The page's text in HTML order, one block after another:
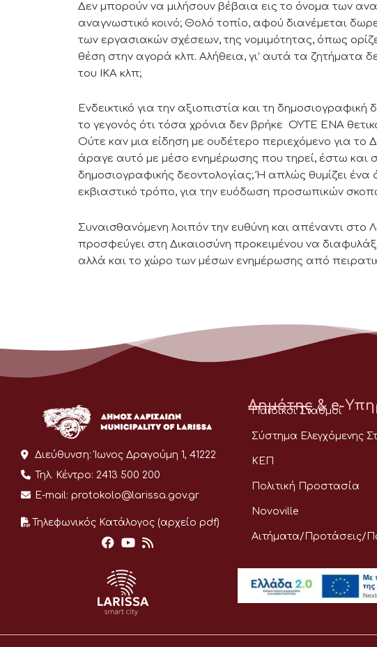
Δεν μπορούν να μιλήσουν βέβαια εις το όνομα των
αναγνωστικό κοινό; Θολό τοπίο, αφού διανέμεται
των εργασιακών σχέσεων, της νομιμότητας, όπως
θέση στην αγορά κλπ. Αλήθεια, γι’ αυτά τα ζητήματα
του ΙΚΑ κλπ;
Ενδεικτικό για την αξιοπιστία και τη
το γεγονός ότι τόσα χρόνια δεν βρήκε ΟΥΤΕ ΕΝΑ
Ούτε καν μια είδηση με ουδέτερο περιεχόμενο για το
άραγε αυτό με μέσο ενημέρωσης που τηρεί, έστω και
δημοσιογραφικής δεοντολογίας; Ή απλώς θυμίζει
εκβιαστικό τρόπο, για την ευόδωση προσωπικών
Συναισθανόμενη λοιπόν την ευθύνη και απέναντι στο
προσφεύγει στη Δικαιοσύνη προκειμένου να
αλλά και το χώρο των μέσων ενημέρωσης από
Διεύθυνση: Ίωνος Δραγούμη 1, 41222
Τηλ. Κέντρο: 2413 500 200
E-mail: protokolo@larissa.gov.gr
Τηλεφωνικός Κατάλογος (αρχείο pdf)
Δημότης & e-
Παιδικοί Σταθμοί
Σύστημα Ελεγχόμενης
ΚΕΠ
Πολιτική Προστασία
Novoville
Αιτήματα/Προτάσεις/